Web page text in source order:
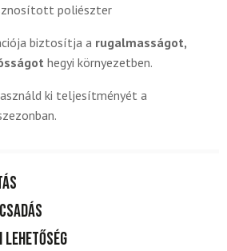
poliészter
biztosítja a rugalmasságot,
hegyi környezetben.
ki teljesítményét a
lehetőség